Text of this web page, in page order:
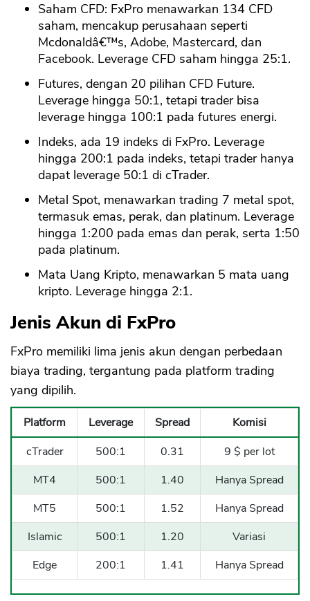
Saham CFD: FxPro menawarkan 134 CFD
saham, mencakup perusahaan seperti
Mcdonaldâ€™s, Adobe, Mastercard, dan
Facebook. Leverage CFD saham hingga 25:1.
Futures, dengan 20 pilihan CFD Future.
Leverage hingga 50:1, tetapi trader bisa
leverage hingga 100:1 pada futures energi.
Indeks, ada 19 indeks di FxPro. Leverage
hingga 200:1 pada indeks, tetapi trader hanya
dapat leverage 50:1 di cTrader.
Metal Spot, menawarkan trading 7 metal spot,
termasuk emas, perak, dan platinum. Leverage
hingga 1:200 pada emas dan perak, serta 1:50
pada platinum.
Mata Uang Kripto, menawarkan 5 mata uang
kripto. Leverage hingga 2:1.
Jenis Akun di FxPro
FxPro memiliki lima jenis akun dengan perbedaan
biaya trading, tergantung pada platform trading
yang dipilih.
Platform Leverage Spread
Komisi
cTrader
500:1 0.31
9 $ per lot
MT4
500:1 1.40
Hanya Spread
MT5
500:1 1.52
Hanya Spread
Islamic
500:1 1.20
Variasi
Edge
200:1 1.41 Hanya Spread